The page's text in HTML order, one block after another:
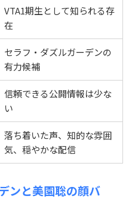
VTA1期生として知られる存
在
セラフ・ダズルガーデンの
有力候補
信頼できる公開情報は少な
い
落ち着いた声、知的な雰囲
気、穏やかな配信
ンと美園聡の顔バ